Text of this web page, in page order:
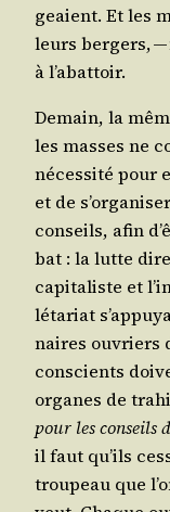
geaient. Et les
leurs ber­gers,
à l’abattoir.
Demain, la
les masses ne
néces­si­té pour
et de
conseils, afin
bat : la lutte
capi­ta­liste et
lé­ta­riat
naires ouvriers
conscients
organes de
pour les conseils
il faut qu’ils
trou­peau que